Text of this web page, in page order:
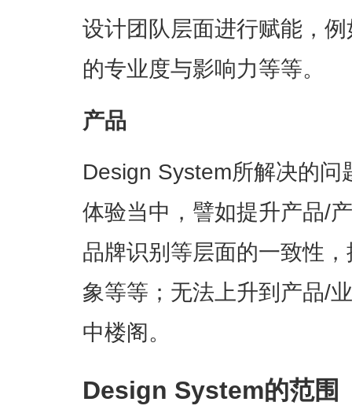
设计团队层面进行赋能，
的专业度与影响力等等。
产品
Design System所解决的
体验当中，譬如提升产品/
品牌识别等层面的一致性
象等等；无法上升到产品/
中楼阁。
Design System的范围